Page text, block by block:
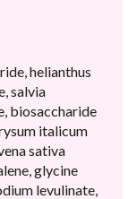
helianthus
salvia
biosaccharide
italicum
sativa
glycine
levulinate,